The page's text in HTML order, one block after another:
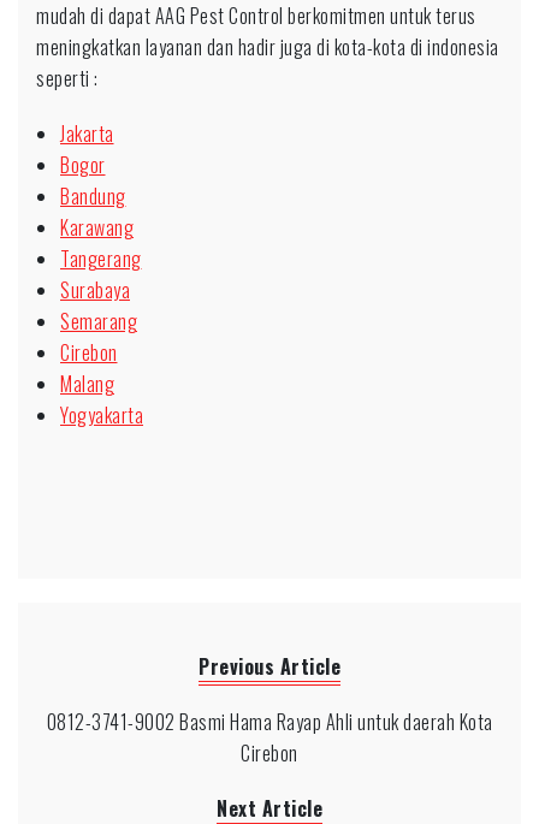
mudah di dapat AAG Pest Control berkomitmen untuk terus
meningkatkan layanan dan hadir juga di kota-kota di indonesia
seperti :
Jakarta
Bogor
Bandung
Karawang
Tangerang
Surabaya
Semarang
Cirebon
Malang
Yogyakarta
Previous Article
0812-3741-9002 Basmi Hama Rayap Ahli untuk daerah Kota
Cirebon
Next Article